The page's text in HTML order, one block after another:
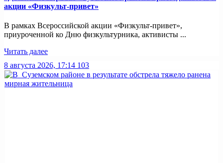
акции «Физкульт-привет»
В рамках Всероссийской акции «Физкульт-привет»,
приуроченной ко Дню физкультурника, активисты ...
Читать далее
8 августа 2026, 17:14 103